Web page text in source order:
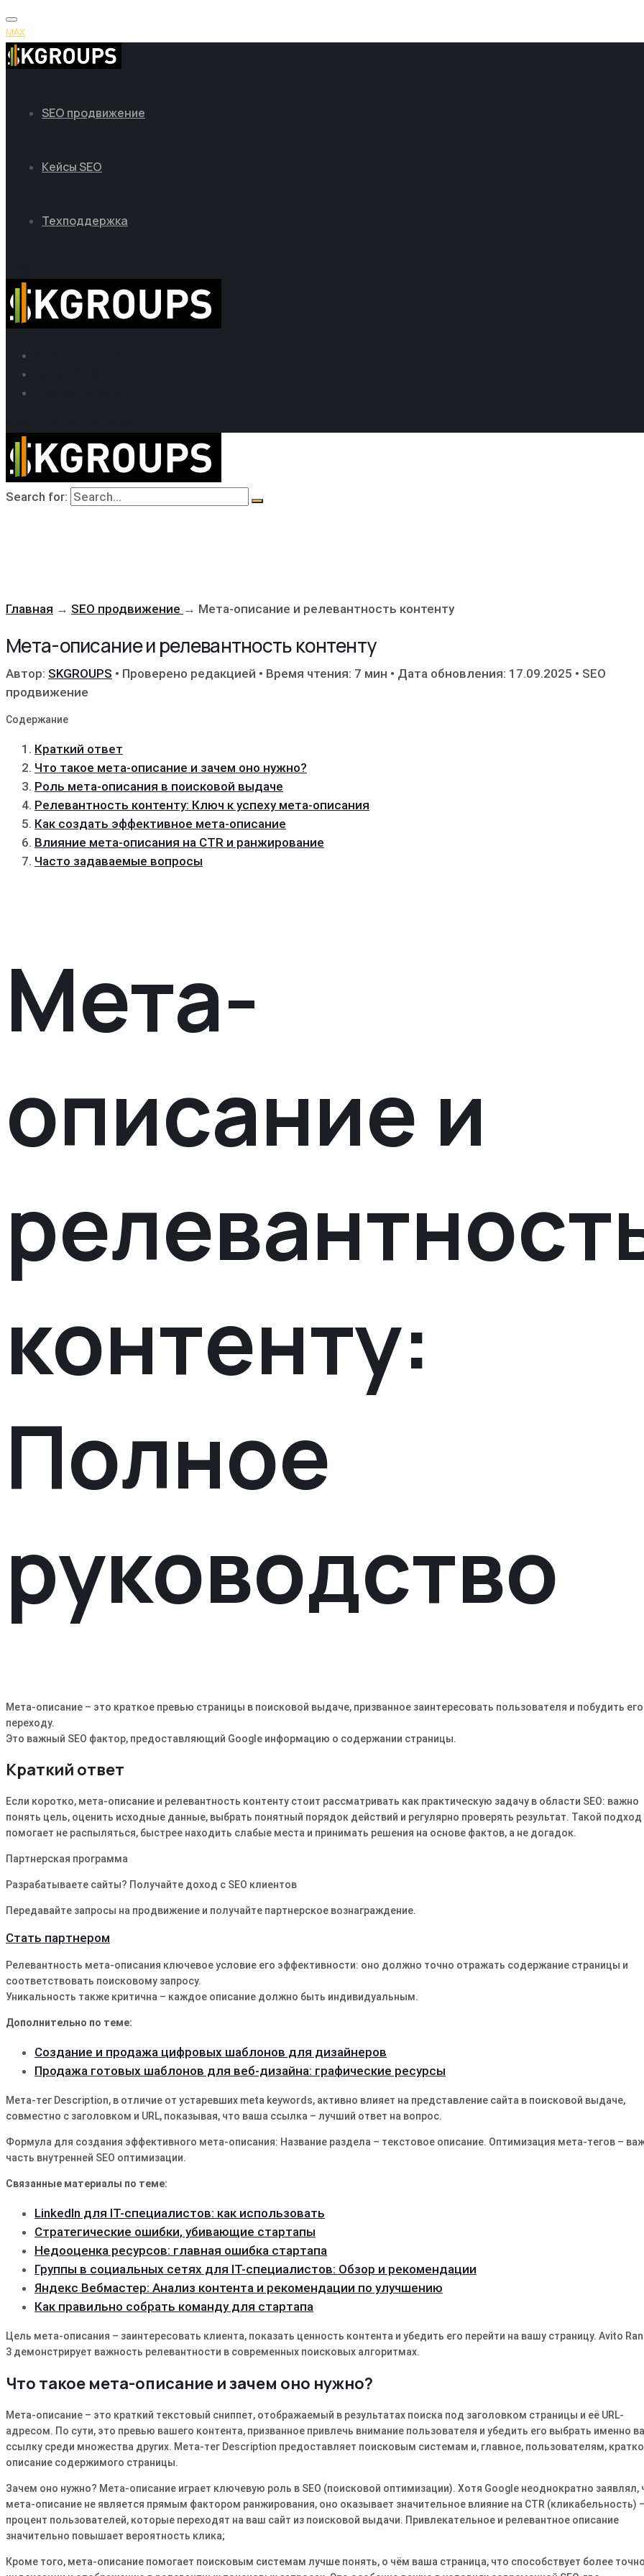
MAX
SEO продвижение
Кейсы SEO
Техподдержка
Search for:
Главная → SEO продвижение → Мета-описание и релевантность контенту
Мета-описание и релевантность контенту
Автор: SKGROUPS • Проверено редакцией • Время чтения: 7 мин • Дата обновления: 17.09.2025 • SEO
продвижение
Содержание
Краткий ответ
Что такое мета-описание и зачем оно нужно?
Роль мета-описания в поисковой выдаче
Релевантность контенту: Ключ к успеху мета-описания
Как создать эффективное мета-описание
Влияние мета-описания на CTR и ранжирование
Часто задаваемые вопросы
Мета-
описание и
контенту:
Полное
руководство
Мета-описание – это краткое превью страницы в поисковой выдаче, призванное заинтересовать пользователя и побудить
переходу.
Это важный SEO фактор, предоставляющий Google информацию о содержании страницы.
Краткий ответ
Если коротко, мета-описание и релевантность контенту стоит рассматривать как практическую задачу в области SEO: важно
понять цель, оценить исходные данные, выбрать понятный порядок действий и регулярно проверять результат. Такой подход
помогает не распыляться, быстрее находить слабые места и принимать решения на основе фактов, а не догадок.
Партнерская программа
Разрабатываете сайты? Получайте доход с SEO клиентов
Передавайте запросы на продвижение и получайте партнерское вознаграждение.
Стать партнером
Релевантность мета-описания ключевое условие его эффективности: оно должно точно отражать содержание страницы и
соответствовать поисковому запросу.
Уникальность также критична – каждое описание должно быть индивидуальным.
Дополнительно по теме:
Создание и продажа цифровых шаблонов для дизайнеров
Продажа готовых шаблонов для веб-дизайна: графические ресурсы
Мета-тег Description, в отличие от устаревших meta keywords, активно влияет на представление сайта в поисковой выдаче,
совместно с заголовком и URL, показывая, что ваша ссылка – лучший ответ на вопрос.
Формула для создания эффективного мета-описания: Название раздела – текстовое описание. Оптимизация мета-тегов –
часть внутренней SEO оптимизации.
Связанные материалы по теме:
LinkedIn для IT-специалистов: как использовать
Стратегические ошибки, убивающие стартапы
Недооценка ресурсов: главная ошибка стартапа
Группы в социальных сетях для IT-специалистов: Обзор и рекомендации
Яндекс Вебмастер: Анализ контента и рекомендации по улучшению
Как правильно собрать команду для стартапа
Цель мета-описания – заинтересовать клиента, показать ценность контента и убедить его перейти на вашу страницу. Avito
3 демонстрирует важность релевантности в современных поисковых алгоритмах.
Что такое мета-описание и зачем оно нужно?
Мета-описание – это краткий текстовый сниппет, отображаемый в результатах поиска под заголовком страницы и её URL-
адресом. По сути, это превью вашего контента, призванное привлечь внимание пользователя и убедить его выбрать именно
ссылку среди множества других. Мета-тег Description предоставляет поисковым системам и, главное, пользователям,
описание содержимого страницы.
Зачем оно нужно? Мета-описание играет ключевую роль в SEO (поисковой оптимизации). Хотя Google неоднократно заявлял,
мета-описание не является прямым фактором ранжирования, оно оказывает значительное влияние на CTR (кликабельность)
процент пользователей, которые переходят на ваш сайт из поисковой выдачи. Привлекательное и релевантное описание
значительно повышает вероятность клика;
Кроме того, мета-описание помогает поисковым системам лучше понять, о чём ваша страница, что способствует более